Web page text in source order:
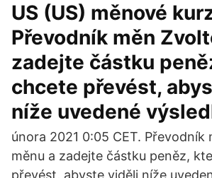
US (US) měnové
Převodník měn
zadejte částku
chcete převést,
níže uvedené
února 2021 0:05 CET. Převodník
měnu a zadejte částku peněz,
převést, abyste viděli níže